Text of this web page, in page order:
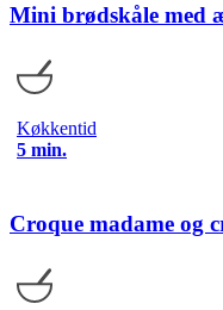
Mini brødskåle med
Køkkentid
5 min.
Croque madame og